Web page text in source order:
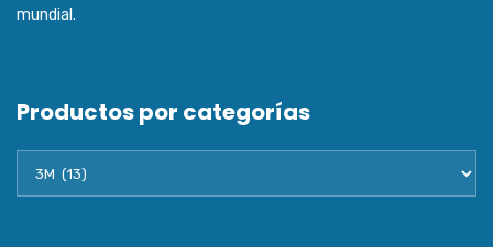
mundial.
Productos por categorías